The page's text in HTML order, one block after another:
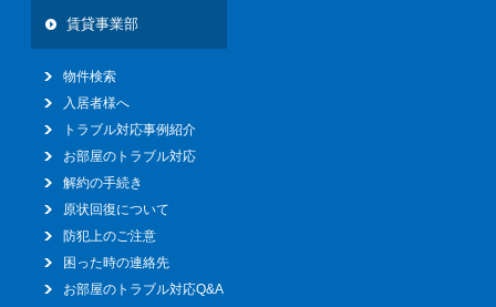
賃貸事業部
物件検索
入居者様へ
トラブル対応事例紹介
お部屋のトラブル対応
解約の手続き
原状回復について
防犯上のご注意
困った時の連絡先
お部屋のトラブル対応Q&A